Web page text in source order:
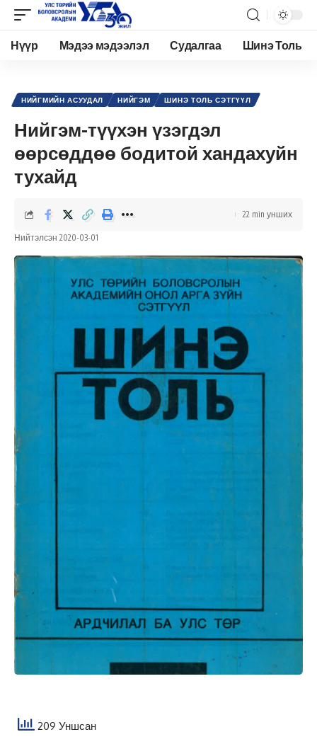
Нүүр Мэдээ мэдээлэл Судалгаа Шинэ Толь
НИЙГМИЙН АСУУДАЛ НИЙГЭМ ШИНЭ ТОЛЬ СЭТГҮҮЛ
Нийгэм-түүхэн үзэгдэл
өөрсөддөө бодитой хандахуйн
тухайд
Нийтэлсэн 2020-03-01
22 min унших
209 Уншсан